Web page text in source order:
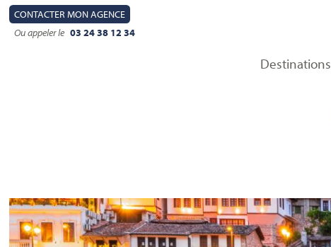
CONTACTER MON AGENCE
Ou appeler le 03 24 38 12 34
Destinations